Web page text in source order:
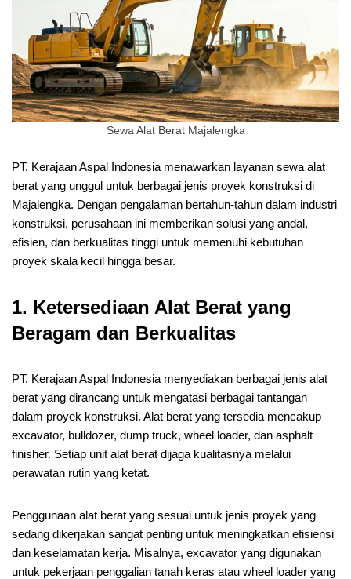
Sewa Alat Berat Majalengka
PT. Kerajaan Aspal Indonesia menawarkan layanan sewa alat
berat yang unggul untuk berbagai jenis proyek konstruksi di
Majalengka. Dengan pengalaman bertahun-tahun dalam industri
konstruksi, perusahaan ini memberikan solusi yang andal,
efisien, dan berkualitas tinggi untuk memenuhi kebutuhan
proyek skala kecil hingga besar.
1. Ketersediaan Alat Berat yang
Beragam dan Berkualitas
PT. Kerajaan Aspal Indonesia menyediakan berbagai jenis alat
berat yang dirancang untuk mengatasi berbagai tantangan
dalam proyek konstruksi. Alat berat yang tersedia mencakup
excavator, bulldozer, dump truck, wheel loader, dan asphalt
finisher. Setiap unit alat berat dijaga kualitasnya melalui
perawatan rutin yang ketat.
Penggunaan alat berat yang sesuai untuk jenis proyek yang
sedang dikerjakan sangat penting untuk meningkatkan efisiensi
dan keselamatan kerja. Misalnya, excavator yang digunakan
untuk pekerjaan penggalian tanah keras atau wheel loader yang